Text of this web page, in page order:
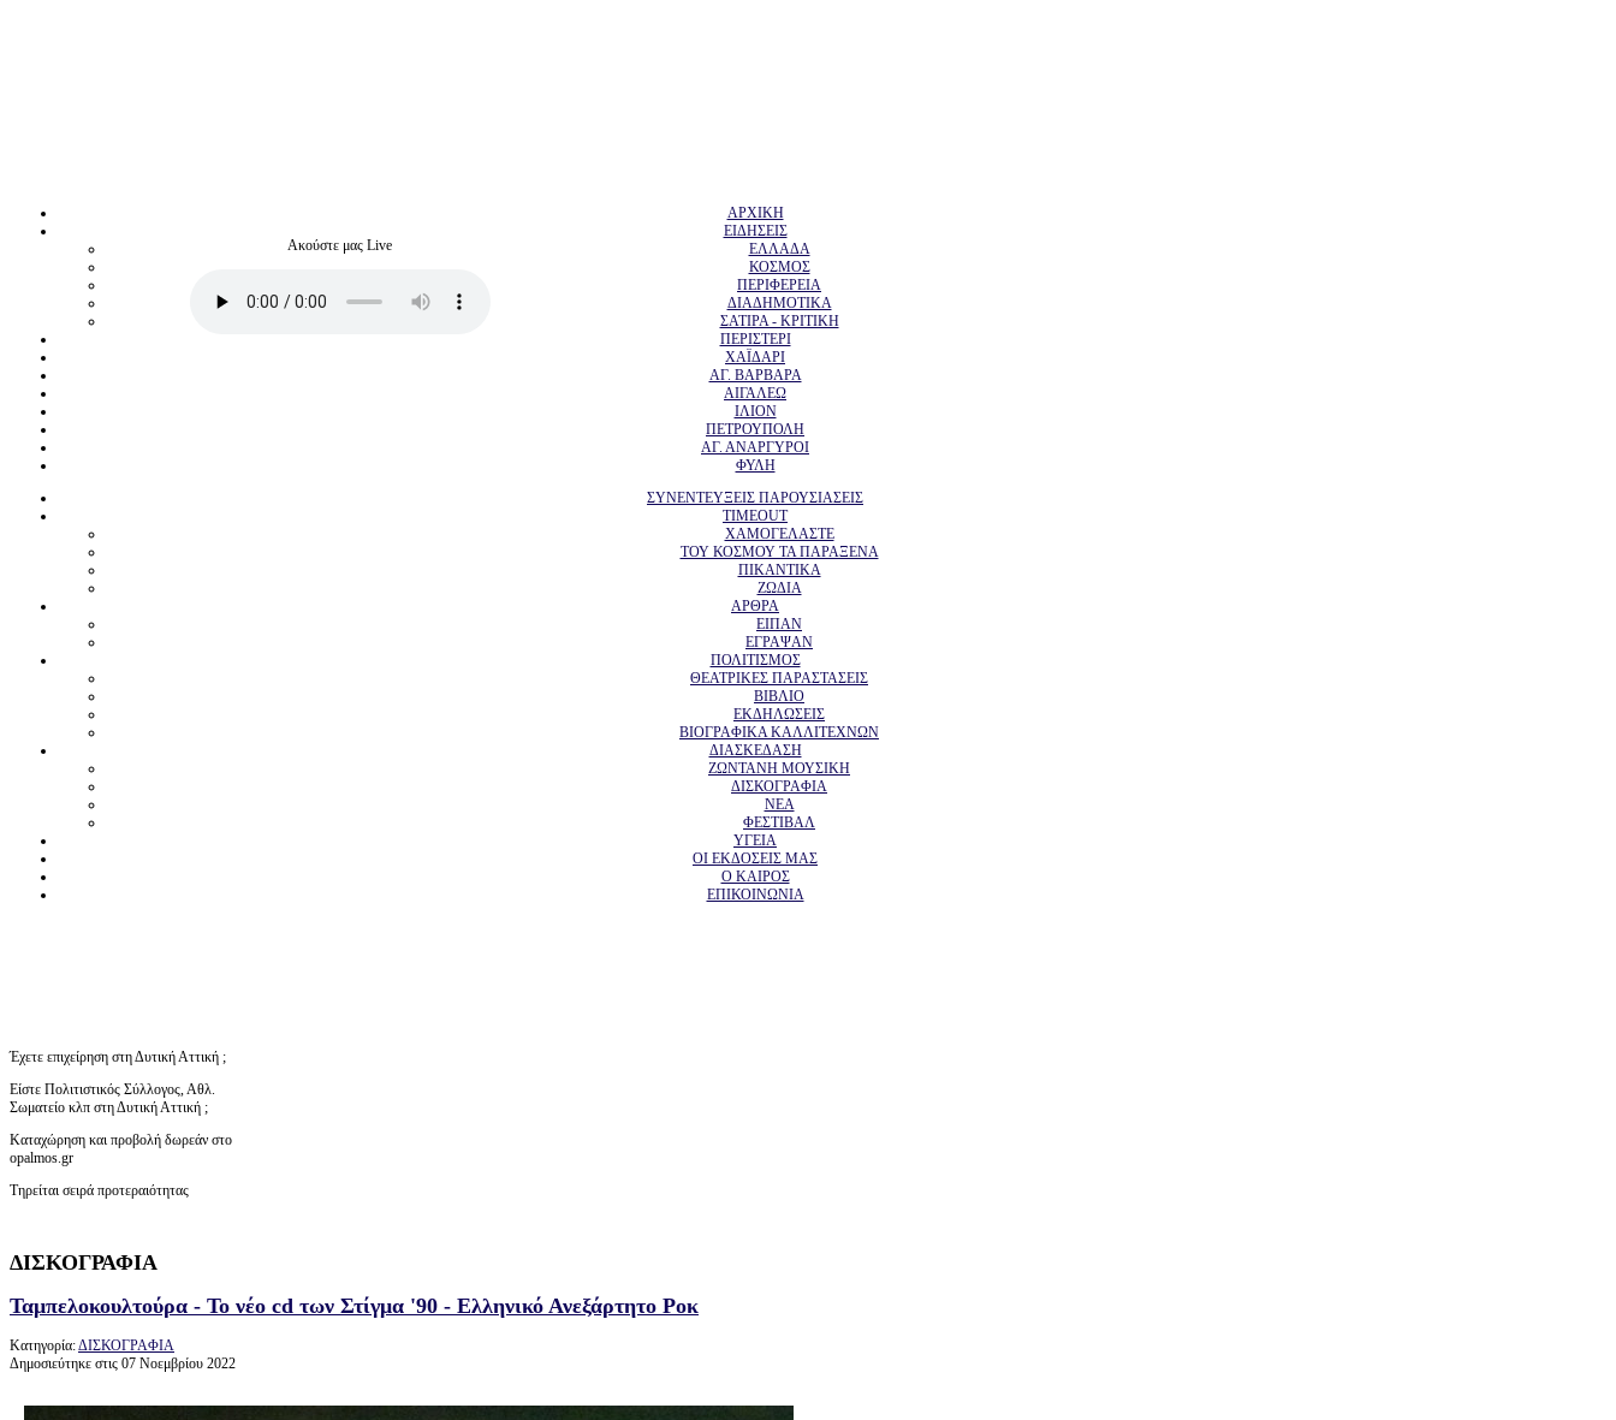
Ακούστε μας Live
ΑΡΧΙΚΗ
ΕΙΔΗΣΕΙΣ
ΕΛΛΑΔΑ
ΚΟΣΜΟΣ
ΠΕΡΙΦΕΡΕΙΑ
ΔΙΑΔΗΜΟΤΙΚΑ
ΣΑΤΙΡΑ - ΚΡΙΤΙΚΗ
ΠΕΡΙΣΤΕΡΙ
ΧΑΪΔΑΡΙ
ΑΓ. ΒΑΡΒΑΡΑ
ΑΙΓΑΛΕΩ
ΙΛΙΟΝ
ΠΕΤΡΟΥΠΟΛΗ
ΑΓ. ΑΝΑΡΓΥΡΟΙ
ΦΥΛΗ
ΣΥΝΕΝΤΕΥΞΕΙΣ ΠΑΡΟΥΣΙΑΣΕΙΣ
TIMEOUT
ΧΑΜΟΓΕΛΑΣΤΕ
ΤΟΥ ΚΟΣΜΟΥ ΤΑ ΠΑΡΑΞΕΝΑ
ΠΙΚΑΝΤΙΚΑ
ΖΩΔΙΑ
ΑΡΘΡΑ
ΕΙΠΑΝ
ΕΓΡΑΨΑΝ
ΠΟΛΙΤΙΣΜΟΣ
ΘΕΑΤΡΙΚΕΣ ΠΑΡΑΣΤΑΣΕΙΣ
ΒΙΒΛΙΟ
ΕΚΔΗΛΩΣΕΙΣ
ΒΙΟΓΡΑΦΙΚΑ ΚΑΛΛΙΤΕΧΝΩΝ
ΔΙΑΣΚΕΔΑΣΗ
ΖΩΝΤΑΝΗ ΜΟΥΣΙΚΗ
ΔΙΣΚΟΓΡΑΦΙΑ
ΝΕΑ
ΦΕΣΤΙΒΑΛ
ΥΓΕΙΑ
ΟΙ ΕΚΔΟΣΕΙΣ ΜΑΣ
Ο ΚΑΙΡΟΣ
ΕΠΙΚΟΙΝΩΝΙΑ
Έχετε επιχείρηση στη Δυτική Αττική ;
Είστε Πολιτιστικός Σύλλογος, Αθλ.
Σωματείο κλπ στη Δυτική Αττική ;
Καταχώρηση και προβολή δωρεάν στο
opalmos.gr
Τηρείται σειρά προτεραιότητας
ΔΙΣΚΟΓΡΑΦΙΑ
Ταμπελοκουλτούρα - Το νέο cd των Στίγμα '90 - Ελληνικό Ανεξάρτητο Ροκ
Κατηγορία:ΔΙΣΚΟΓΡΑΦΙΑ
Δημοσιεύτηκε στις 07 Νοεμβρίου 2022